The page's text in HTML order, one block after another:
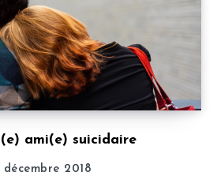
ami(e) suicidaire
décembre 2018